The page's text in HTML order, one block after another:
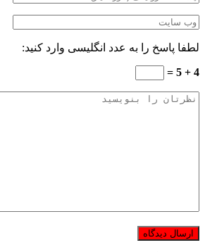
لطفا پاسخ را به عدد انگلیسی وارد کنید:
4 + 5 =